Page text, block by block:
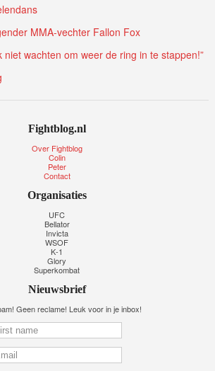
MMA-vechter Fallon Fox
niet wachten om weer de ring in te stappen!”
Fightblog.nl
Over Fightblog
Colin
Peter
Contact
Organisaties
UFC
Bellator
Invicta
WSOF
K-1
Glory
Superkombat
Nieuwsbrief
Geen reclame! Leuk voor in je inbox!